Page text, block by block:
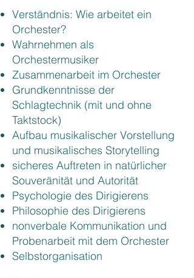
Verständnis: Wie arbeitet ein
Orchester?
Wahrnehmen als
Orchestermusiker
Zusammenarbeit im Orchester
Grundkenntnisse der
Schlagtechnik (mit und ohne
Taktstock)
Aufbau musikalischer Vorstellung
und musikalisches Storytelling
sicheres Auftreten in natürlicher
Souveränität und Autorität
Psychologie des Dirigierens
Philosophie des Dirigierens
nonverbale Kommunikation und
Probenarbeit mit dem Orchester
Selbstorganisation